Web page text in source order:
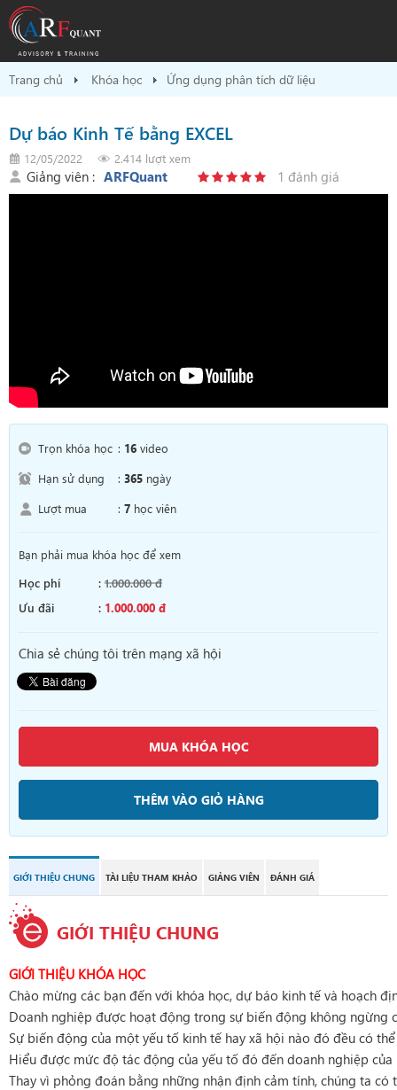
Trang chủ Khóa học Ứng dụng phân tích dữ liệu
Dự báo Kinh Tế bằng EXCEL
12/05/2022 2.414 lượt xem
Giảng viên : ARFQuant 1 đánh giá
Trọn khóa học : 16 video
Hạn sử dụng
: 365 ngày
Lượt mua
: 7 học viên
Bạn phải mua khóa học để xem
Học phí
: 1.000.000 đ
Ưu đãi
: 1.000.000 đ
Chia sẻ chúng tôi trên mạng xã hội
MUA KHÓA HỌC
THÊM VÀO GIỎ HÀNG
GIỚI THIỆU CHUNG TÀI LIỆU THAM KHẢO GIẢNG VIÊN ĐÁNH GIÁ
GIỚI THIỆU CHUNG
GIỚI THIỆU KHÓA HỌC
Chào mừng các bạn đến với khóa học, dự báo kinh tế và hoạch
Doanh nghiệp được hoạt động trong sự biến động không ngừng
Sự biến động của một yếu tố kinh tế hay xã hội nào đó đều có
Hiểu được mức độ tác động của yếu tố đó đến doanh nghiệp
Thay vì phỏng đoán bằng những nhận định cảm tính, chúng ta